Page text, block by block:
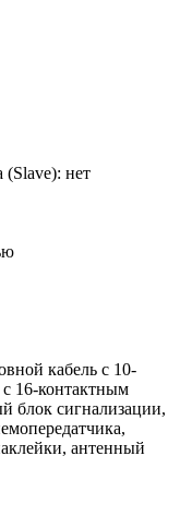
нет
кабель с 10-
16-контактным
блок сигнализации,
антенный